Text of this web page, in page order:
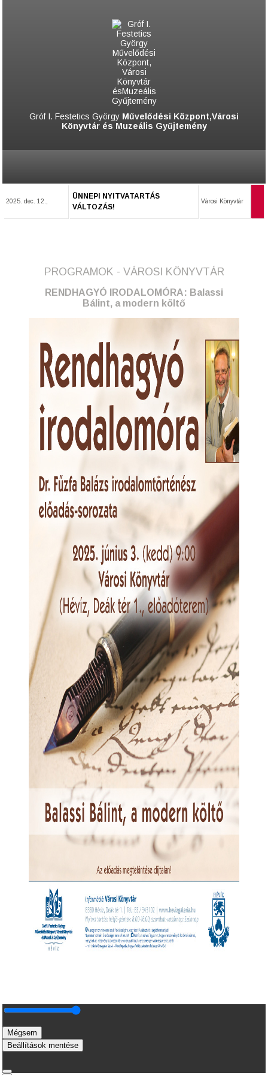
Gróf I. Festetics György Művelődési Központ,Városi
Könyvtár és Muzeális Gyűjtemény
2025. dec. 12.,
ÜNNEPI NYITVATARTÁS
VÁLTOZÁS!
Városi Könyvtár
PROGRAMOK - VÁROSI KÖNYVTÁR
RENDHAGYÓ IRODALOMÓRA: Balassi
Bálint, a modern költő
Mégsem
Beállítások mentése